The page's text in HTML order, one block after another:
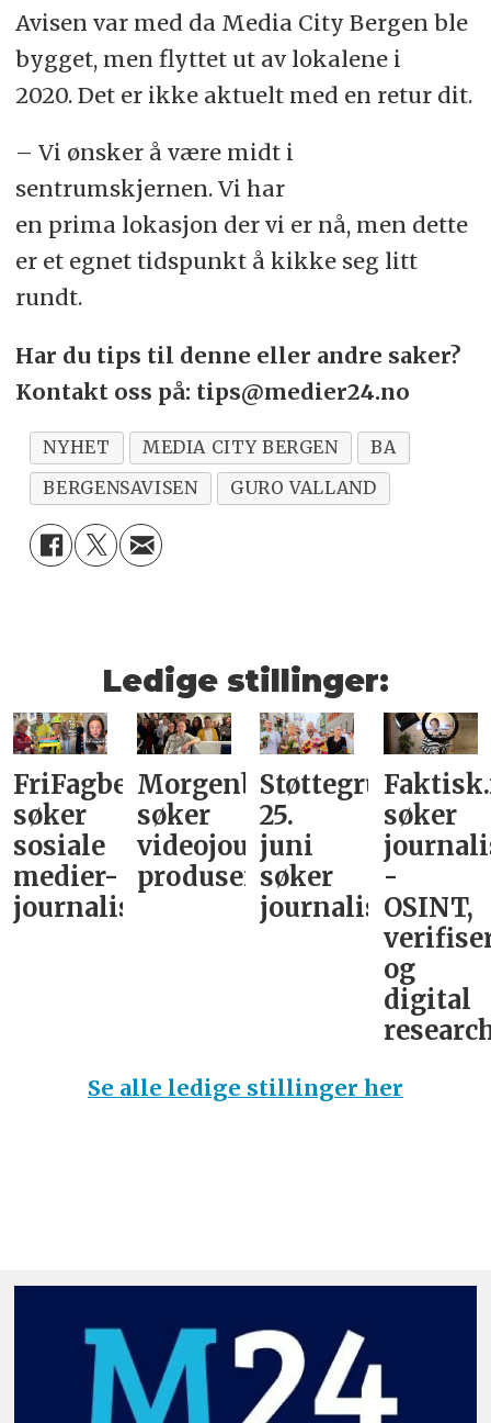
Avisen var med da Media City Bergen ble
bygget, men flyttet ut av lokalene i
2020. Det er ikke aktuelt med en retur dit.
– Vi ønsker å være midt i
sentrumskjernen. Vi har
en prima lokasjon der vi er nå, men dette
er et egnet tidspunkt å kikke seg litt
rundt.
Har du tips til denne eller andre saker?
Kontakt oss på: tips@medier24.no
NYHET MEDIA CITY BERGEN
BA
BERGENSAVISEN
GURO VALLAND
Ledige stillinger:
FriFagbevegelse
søker
sosiale
medier-
journalist
Morgenbladet
søker
videojournalist/podkast-
produsent
Støttegruppa
25.
juni
søker
journalist
søker
-
OSINT,
og
digital
Se alle ledige stillinger her